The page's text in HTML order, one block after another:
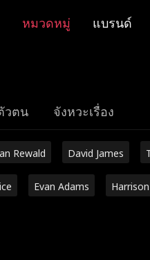
หมวดหมู่ แบรนด์
วตน จังหวะเรื่อง
Rewald David James
Evan Adams